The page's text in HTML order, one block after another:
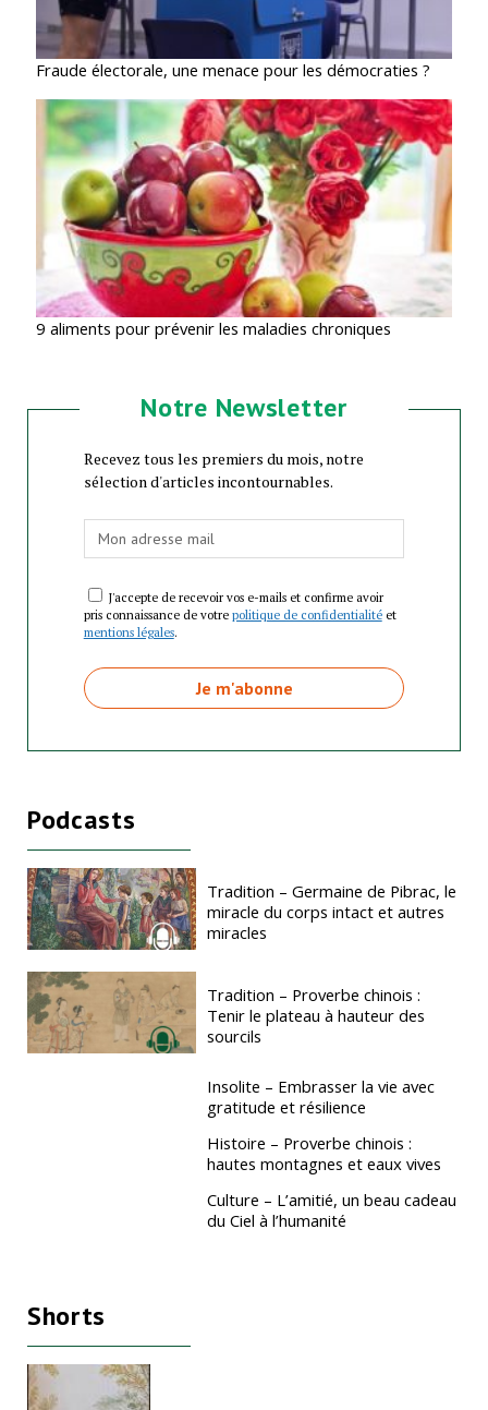
Fraude électorale, une menace pour les démocraties ?
9 aliments pour prévenir les maladies chroniques
Notre Newsletter
Recevez tous les premiers du mois, notre
sélection d'articles incontournables.
J'accepte de recevoir vos e-mails et confirme avoir
pris connaissance de votre politique de confidentialitéet
mentions légales.
Podcasts
Tradition – Germaine de Pibrac, le
miracle du corps intact et autres
miracles
Tradition – Proverbe chinois :
Tenir le plateau à hauteur des
sourcils
Insolite – Embrasser la vie avec
gratitude et résilience
Histoire – Proverbe chinois :
hautes montagnes et eaux vives
Culture – L’amitié, un beau cadeau
du Ciel à l’humanité
Shorts